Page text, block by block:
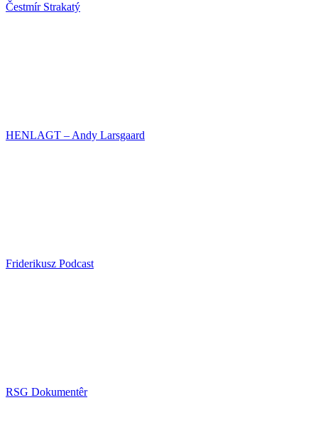
Čestmír Strakatý
HENLAGT – Andy Larsgaard
Friderikusz Podcast
RSG Dokumentêr